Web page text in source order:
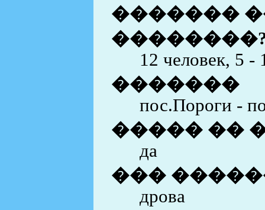
�������
12 человек, 5 -
�������
пос.Пороги -
����� ��
да
���
дрова